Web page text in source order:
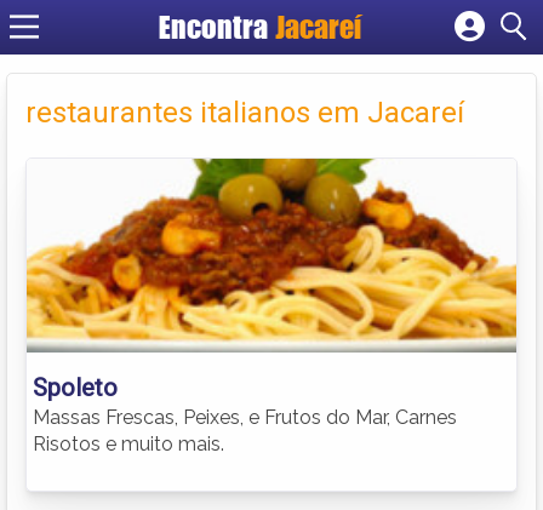
Encontra Jacareí
Cadastrar empresa
Criar conta
restaurantes italianos em Jacareí
Spoleto
Massas Frescas, Peixes, e Frutos do Mar, Carnes
Risotos e muito mais.